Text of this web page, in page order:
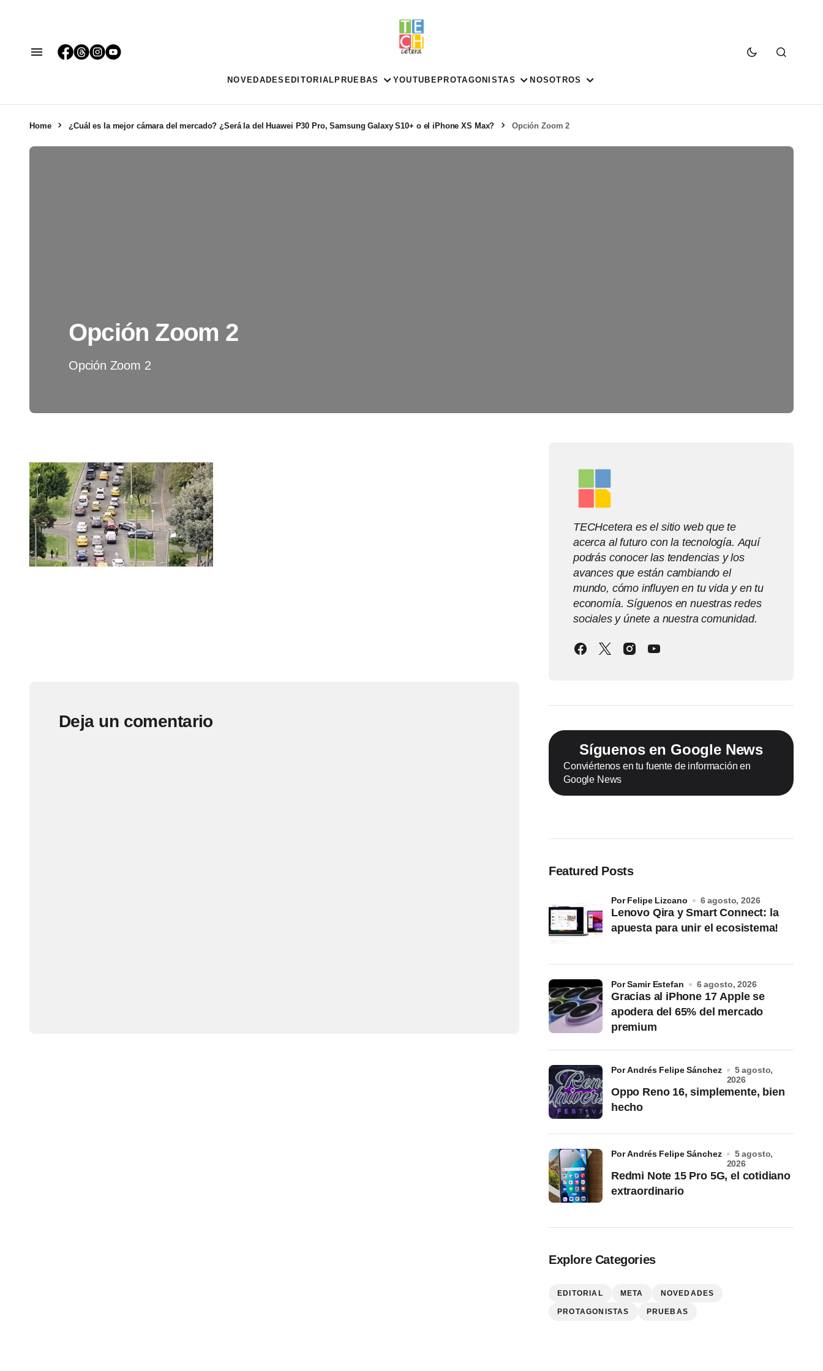
NOVEDADES EDITORIAL PRUEBAS YOUTUBE PROTAGONISTAS NOSOTROS
Home ¿Cuál es la mejor cámara del mercado? ¿Será la del Huawei P30 Pro, Samsung Galaxy S10+ o el iPhone XS Max? Opción Zoom 2
Opción Zoom 2
Opción Zoom 2
Deja un comentario
TECHcetera es el sitio web que te
acerca al futuro con la tecnología. Aquí
podrás conocer las tendencias y los
avances que están cambiando el
mundo, cómo influyen en tu vida y en tu
economía. Síguenos en nuestras redes
sociales y únete a nuestra comunidad.
Síguenos en Google News
Conviértenos en tu fuente de información en
Google News
Featured Posts
Lenovo Qira y Smart Connect: la
apuesta para unir el ecosistema!
por Felipe Lizcano 6 agosto, 2026
Gracias al iPhone 17 Apple se
apodera del 65% del mercado
premium
por Samir Estefan 6 agosto, 2026
Oppo Reno 16, simplemente, bien
hecho
por Andrés Felipe Sánchez
5 agosto,
2026
Redmi Note 15 Pro 5G, el cotidiano
extraordinario
por Andrés Felipe Sánchez
5 agosto,
2026
Explore Categories
EDITORIAL META NOVEDADES
PROTAGONISTAS PRUEBAS